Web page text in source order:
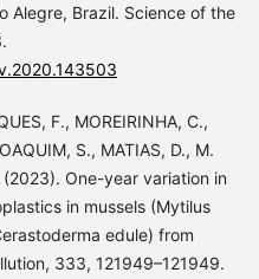
Alegre, Brazil. Science of the
F., MOREIRINHA, C.,
S., MATIAS, D., M.
(2023). One-year variation in
in mussels (Mytilus
edule) from
333, 121949–121949.